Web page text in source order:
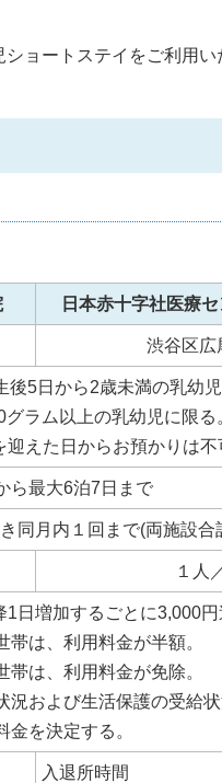
ョートステイをご利用い
日本赤十字社医療
渋谷区広
後5日から2歳未満の乳幼児
グラム以上の乳幼児に限る
えた日からお預かりは不
ら最大6泊7日まで
同月内１回まで(両施設合
１人
日増加するごとに3,000円
帯は、利用料金が半額。
帯は、利用料金が免除。
況および生活保護の受給状
金を決定する。
入退所時間